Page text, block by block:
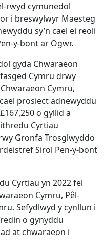
rwyd cymunedol
i breswylwyr Maesteg
sy’n cael ei reoli
y-bont ar Ogwr.
gyda Chwaraeon
Cymru drwy
Cymru,
prosiect adnewyddu
o gyllid a
Cyrtiau
Gronfa Trosglwyddo
Sirol Pen-y-bont
Cyrtiau yn 2022 fel
Cymru, Pêl-
Sefydlwyd y cynllun i
o gynyddu
at chwaraeon i